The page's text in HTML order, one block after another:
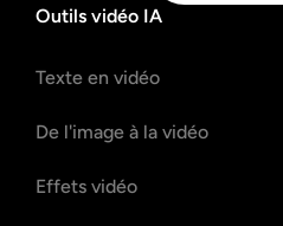
Outils vidéo IA
Texte en vidéo
De l'image à la vidéo
Effets vidéo